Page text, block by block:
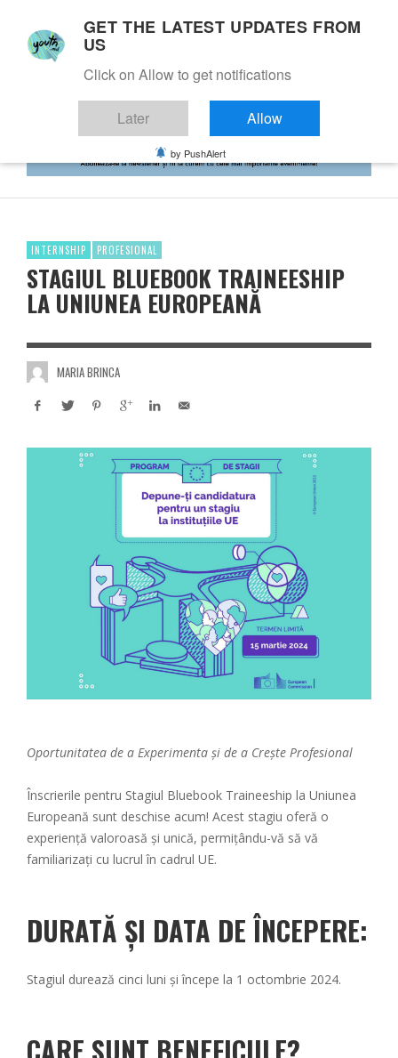
INTERNSHIP PROFESIONAL
STAGIUL BLUEBOOK TRAINEESHIP
LA UNIUNEA EUROPEANĂ
MARIA BRINCA
Oportunitatea de a Experimenta și de a Crește Profesional
Înscrierile pentru Stagiul Bluebook Traineeship la Uniunea
Europeană sunt deschise acum! Acest stagiu oferă o
experiență valoroasă și unică, permițându-vă să vă
familiarizați cu lucrul în cadrul UE.
DURATĂ ȘI DATA DE ÎNCEPERE:
Stagiul durează cinci luni și începe la 1 octombrie 2024.
GET THE LATEST UPDATES FROM
US
Click on Allow to get notifications
Later Allow
by PushAlert